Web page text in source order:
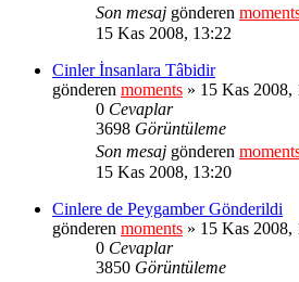
Son mesaj gönderen
15 Kas 2008, 13:22
Cinler İnsanlara Tâbidir
gönderen moments » 15 Kas 2008,
0 Cevaplar
3698 Görüntüleme
Son mesaj gönderen
15 Kas 2008, 13:20
Cinlere de Peygamber Gönderildi
gönderen moments » 15 Kas 2008,
0 Cevaplar
3850 Görüntüleme